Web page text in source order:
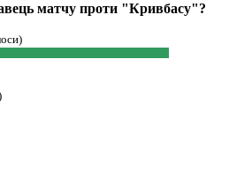
можна на
пошта,
зараз
то
матчу проти "Кривбасу"?